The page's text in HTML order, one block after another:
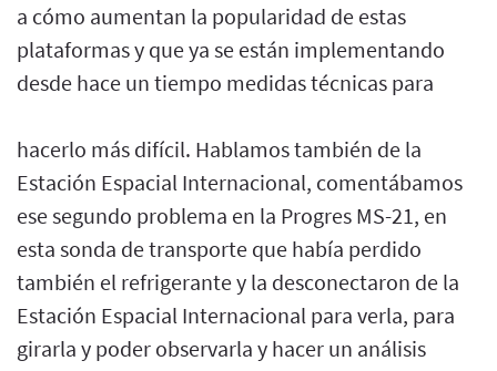
a cómo aumentan la popularidad de estas
plataformas y que ya se están implementando
desde hace un tiempo medidas técnicas para
hacerlo más difícil. Hablamos también de la
Estación Espacial Internacional, comentábamos
ese segundo problema en la Progres MS-21, en
esta sonda de transporte que había perdido
también el refrigerante y la desconectaron de la
Estación Espacial Internacional para verla, para
girarla y poder observarla y hacer un análisis